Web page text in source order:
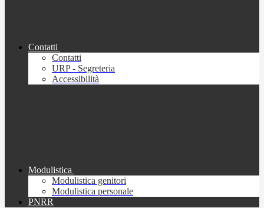
Contatti
Contatti
URP - Segreteria
Accessibilità
Modulistica
Modulistica genitori
Modulistica personale
PNRR